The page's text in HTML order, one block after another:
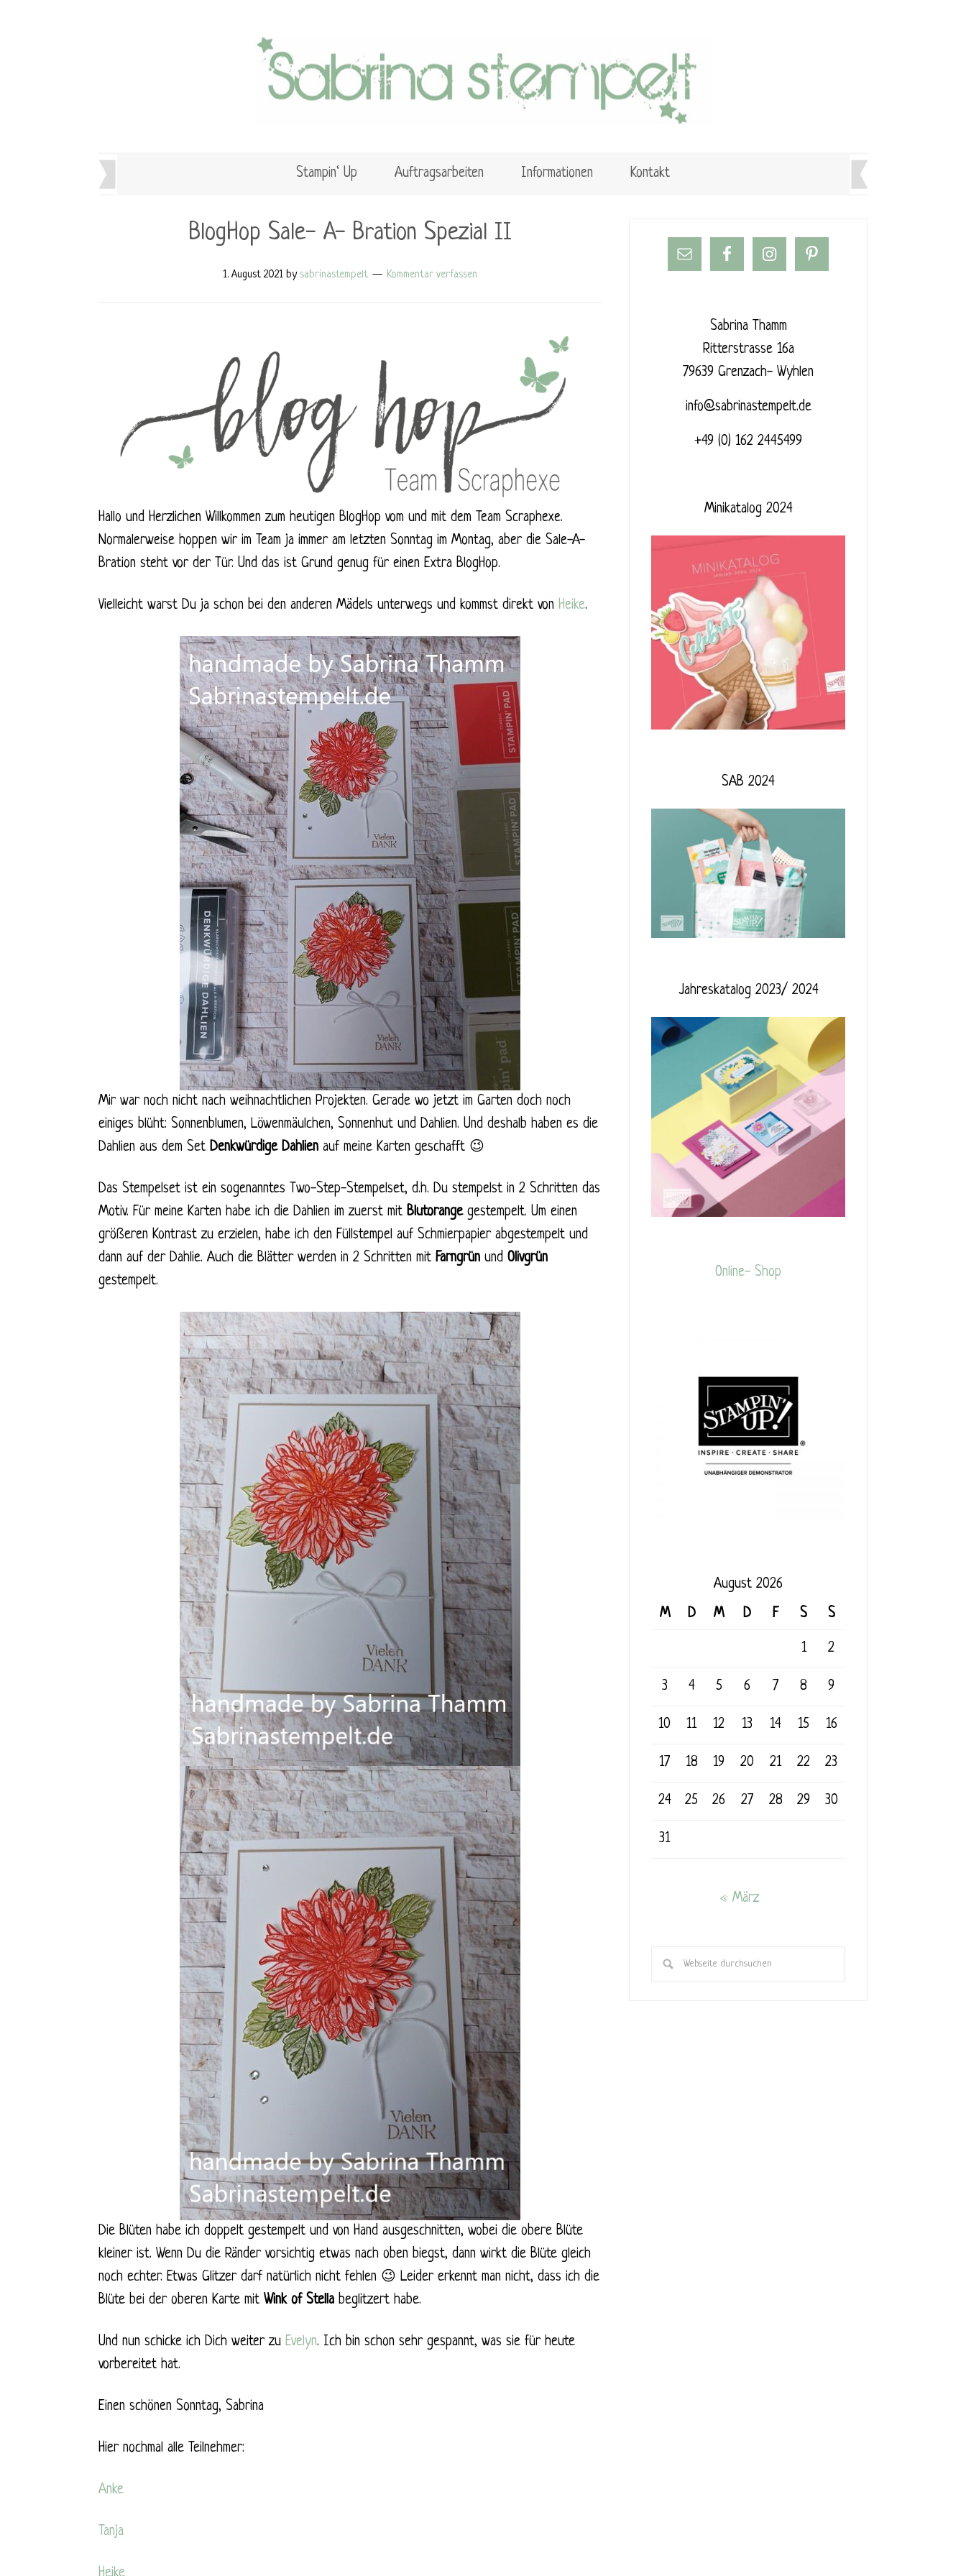
Stampin‘ Up Auftragsarbeiten Informationen Kontakt
BlogHop Sale- A- Bration Spezial II
1. August 2021 by sabrinastempelt Kommentar verfassen
Hallo und Herzlichen Willkommen zum heutigen BlogHop vom und mit dem Team Scraphexe.
Normalerweise hoppen wir im Team ja immer am letzten Sonntag im Montag, aber die Sale-A-
Bration steht vor der Tür. Und das ist Grund genug für einen Extra BlogHop.
Vielleicht warst Du ja schon bei den anderen Mädels unterwegs und kommst direkt von Heike.
Mir war noch nicht nach weihnachtlichen Projekten. Gerade wo jetzt im Garten doch noch
einiges blüht: Sonnenblumen, Löwenmäulchen, Sonnenhut und Dahlien. Und deshalb haben es die
Dahlien aus dem Set Denkwürdige Dahlien auf meine Karten geschafft 😉
Das Stempelset ist ein sogenanntes Two-Step-Stempelset, d.h. Du stempelst in 2 Schritten das
Motiv. Für meine Karten habe ich die Dahlien im zuerst mit Blutorange gestempelt. Um einen
größeren Kontrast zu erzielen, habe ich den Füllstempel auf Schmierpapier abgestempelt und
dann auf der Dahlie. Auch die Blätter werden in 2 Schritten mit Farngrün und Olivgrün
gestempelt.
Die Blüten habe ich doppelt gestempelt und von Hand ausgeschnitten, wobei die obere Blüte
kleiner ist. Wenn Du die Ränder vorsichtig etwas nach oben biegst, dann wirkt die Blüte gleich
noch echter. Etwas Glitzer darf natürlich nicht fehlen 😉 Leider erkennt man nicht, dass ich die
Blüte bei der oberen Karte mit Wink of Stella beglitzert habe.
Und nun schicke ich Dich weiter zu Evelyn. Ich bin schon sehr gespannt, was sie für heute
vorbereitet hat.
Einen schönen Sonntag, Sabrina
Hier nochmal alle Teilnehmer:
Anke
Tanja
Sabrina Thamm
Ritterstrasse 16a
79639 Grenzach- Wyhlen
info@sabrinastempelt.de
+49 (0) 162 2445499
Minikatalog 2024
SAB 2024
Jahreskatalog 2023/ 2024
Online- Shop
August 2026
M
D M D F S S
1 2
3 4 5 6 7 8 9
10 11 12 13 14 15 16
17 18 19 20 21 22 23
24 25 26 27 28 29 30
31
« März